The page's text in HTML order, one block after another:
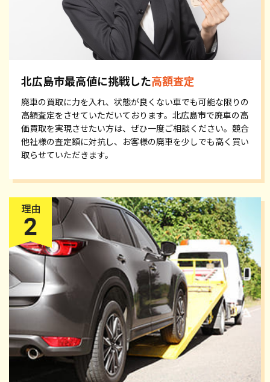
北広島市最高値に挑戦した高額査定
廃車の買取に力を入れ、状態が良くない車でも可能な限りの
高額査定をさせていただいております。北広島市で廃車の高
価買取を実現させたい方は、ぜひ一度ご相談ください。競合
他社様の査定額に対抗し、お客様の廃車を少しでも高く買い
取らせていただきます。